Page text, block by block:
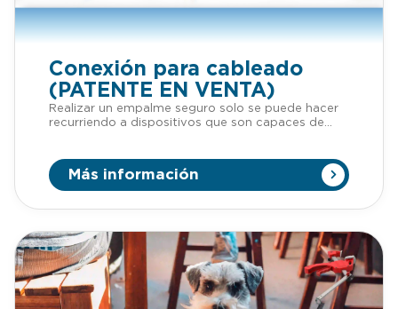
Conexión para cableado
(PATENTE EN VENTA)
Realizar un empalme seguro solo se puede hacer
recurriendo a dispositivos que son capaces de
aislamiento de los conductores, por lo que se
pueden provocar accidentes indeseados. Por eso
Fastest Norynect® es la mejor solución. Podrás
empalmar cable de una manera rápida, fácil y
propio técnico encargado de hacerlo.
Más información